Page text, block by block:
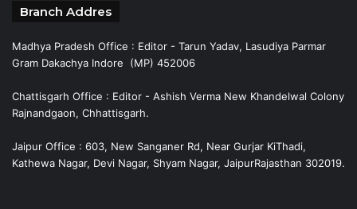
Branch Addres
Madhya Pradesh Office : Editor - Tarun Yadav, Lasudiya Parmar
Gram Dakachya Indore (MP) 452006
Chattisgarh Office : Editor - Ashish Verma New Khandelwal Colony
Rajnandgaon, Chhattisgarh.
Jaipur Office : 603, New Sanganer Rd, Near Gurjar KiThadi,
Kathewa Nagar, Devi Nagar, Shyam Nagar, JaipurRajasthan 302019.